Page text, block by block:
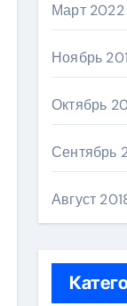
Март 2022
Ноябрь
Октябрь
Сентябрь
Август